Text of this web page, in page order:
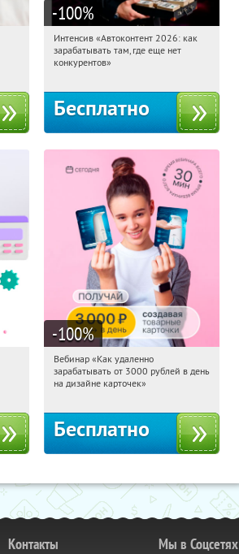
-100%
02:39:30 Получили:
Россия
Интенсив «Автоконтент 2026: как
зарабатывать там, где еще нет
конкурентов»
Бесплатно
-100%
02:39:30 Получили:
Россия
Вебинар «Как удаленно
зарабатывать от 3000 рублей в день
на дизайне карточек»
Бесплатно
Контакты Мы в Соцсетях